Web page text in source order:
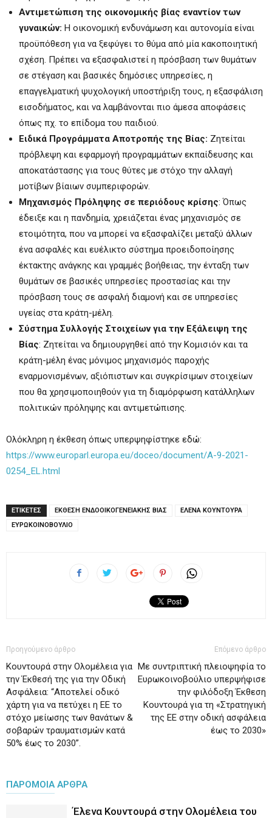
Αντιμετώπιση της οικονομικής βίας εναντίον των
γυναικών: Η οικονομική ενδυνάμωση και αυτονομία είναι
προϋπόθεση για να ξεφύγει το θύμα από μία κακοποιητική
σχέση. Πρέπει να εξασφαλιστεί η πρόσβαση των θυμάτων
σε στέγαση και βασικές δημόσιες υπηρεσίες, η
επαγγελματική ψυχολογική υποστήριξη τους, η εξασφάλιση
εισοδήματος, και να λαμβάνονται πιο άμεσα αποφάσεις
όπως πχ. το επίδομα του παιδιού.
Ειδικά Προγράμματα Αποτροπής της Βίας: Ζητείται
πρόβλεψη και εφαρμογή προγραμμάτων εκπαίδευσης και
αποκατάστασης για τους θύτες με στόχο την αλλαγή
μοτίβων βίαιων συμπεριφορών.
Μηχανισμός Πρόληψης σε περιόδους κρίσης: Όπως
έδειξε και η πανδημία, χρειάζεται ένας μηχανισμός σε
ετοιμότητα, που να μπορεί να εξασφαλίζει μεταξύ άλλων
ένα ασφαλές και ευέλικτο σύστημα προειδοποίησης
έκτακτης ανάγκης και γραμμές βοήθειας, την ένταξη των
θυμάτων σε βασικές υπηρεσίες προστασίας και την
πρόσβαση τους σε ασφαλή διαμονή και σε υπηρεσίες
υγείας στα κράτη-μέλη.
Σύστημα Συλλογής Στοιχείων για την Εξάλειψη της
Βίας: Ζητείται να δημιουργηθεί από την Κομισιόν και τα
κράτη-μέλη ένας μόνιμος μηχανισμός παροχής
εναρμονισμένων, αξιόπιστων και συγκρίσιμων στοιχείων
που θα χρησιμοποιηθούν για τη διαμόρφωση κατάλληλων
πολιτικών πρόληψης και αντιμετώπισης.
Ολόκληρη η έκθεση όπως υπερψηφίστηκε εδώ:
https://www.europarl.europa.eu/doceo/document/A-9-2021-
0254_EL.html
ΕΤΙΚΕΤΕΣ ΕΚΘΕΣΗ ΕΝΔΟΟΙΚΟΓΕΝΕΙΑΚΗΣ ΒΙΑΣ
ΕΛΕΝΑ ΚΟΥΝΤΟΥΡΑ
ΕΥΡΩΚΟΙΝΟΒΟΥΛΙΟ
Προηγούμενο άρθρο
Κουντουρά στην Ολομέλεια για
την Έκθεσή της για την Οδική
Ασφάλεια: “Αποτελεί οδικό
χάρτη για να πετύχει η ΕΕ το
στόχο μείωσης των θανάτων &
σοβαρών τραυματισμών κατά
50% έως το 2030”.
Επόμενο άρθρο
Με συντριπτική πλειοψηφία το
Ευρωκοινοβούλιο υπερψήφισε
την φιλόδοξη Έκθεση
Κουντουρά για τη «Στρατηγική
της ΕΕ στην οδική ασφάλεια
έως το 2030»
ΠΑΡΟΜΟΙΑ ΑΡΘΡΑ
Έλενα Κουντουρά στην Ολομέλεια του